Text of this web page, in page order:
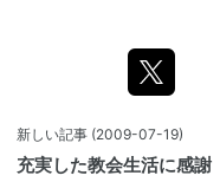
新しい記事 (2009-07-19)
充実した教会生活に感謝